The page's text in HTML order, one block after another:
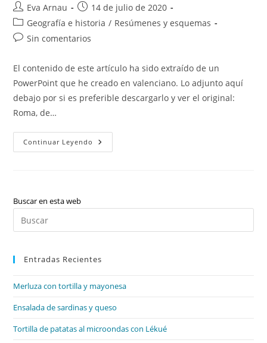
Literatura:
Modernisme
Autor
de
la
entrada:
Eva Arnau
Publicación
de
entrada:
14 de julio de 2020
Categoría
de
Geografía e historia / Resúmenes y esquemas
Comentarios
la
entrada:
Sin comentarios
El contenido de este artículo ha sido extraído de un
PowerPoint que he creado en valenciano. Lo adjunto aquí
debajo por si es preferible descargarlo y ver el original:
Roma, de…
Continuar Leyendo Roma,
De
Buscar en esta web
Entradas Recientes
Merluza con tortilla y mayonesa
Ensalada de sardinas y queso
Tortilla de patatas al microondas con Lékué